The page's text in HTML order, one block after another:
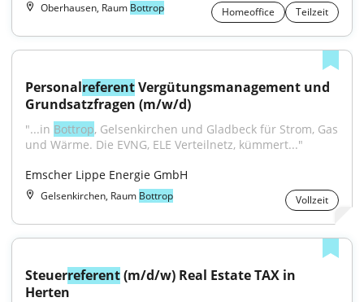
Oberhausen, Raum Bottrop Homeoffice Teilzeit
Personalreferent Vergütungsmanagement und
Grundsatzfragen (m/w/d)
"...in Bottrop, Gelsenkirchen und Gladbeck für Strom, Gas
und Wärme. Die EVNG, ELE Verteilnetz, kümmert..."
Emscher Lippe Energie GmbH
Gelsenkirchen, Raum Bottrop Vollzeit
Steuerreferent (m/d/w) Real Estate TAX in
Herten